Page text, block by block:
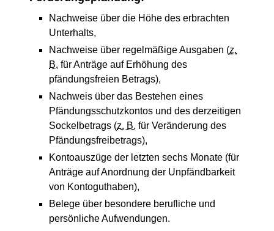
Nachweise über die Höhe des erbrachten
Unterhalts,
Nachweise über regelmäßige Ausgaben (z.
B. für Anträge auf Erhöhung des
pfändungsfreien Betrags),
Nachweis über das Bestehen eines
Pfändungsschutzkontos und des derzeitigen
Sockelbetrags (z. B. für Veränderung des
Pfändungsfreibetrags),
Kontoauszüge der letzten sechs Monate (für
Anträge auf Anordnung der Unpfändbarkeit
von Kontoguthaben),
Belege über besondere berufliche und
persönliche Aufwendungen.